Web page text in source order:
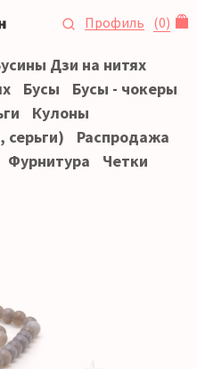
Профиль (0)
Дзи на нитях
Бусы
Бусы - чокеры
Кулоны
серьги)
Распродажа
Фурнитура Четки